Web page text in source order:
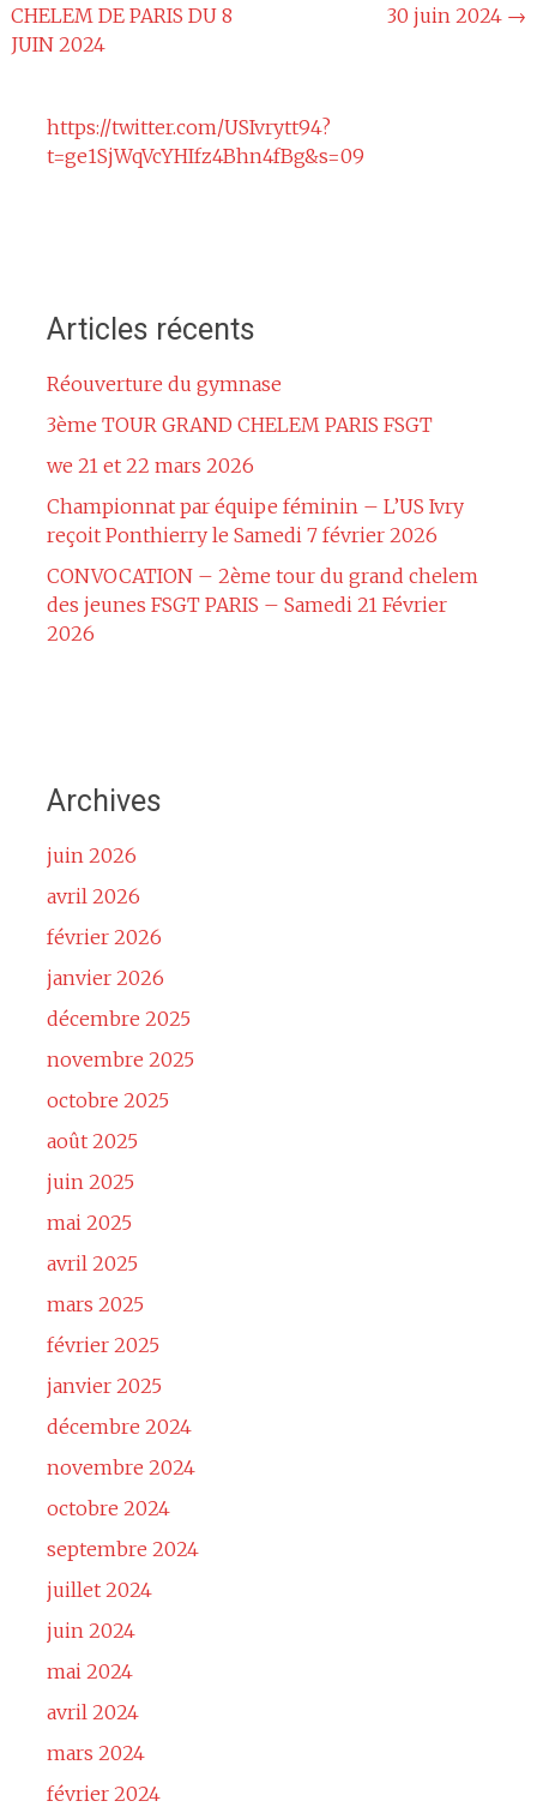
de
l'article
CHELEM DE PARIS DU 8
JUIN 2024
30 juin 2024 →
https://twitter.com/USIvrytt94?
t=ge1SjWqVcYHIfz4Bhn4fBg&s=09
Articles récents
Réouverture du gymnase
3ème TOUR GRAND CHELEM PARIS FSGT
we 21 et 22 mars 2026
Championnat par équipe féminin – L’US Ivry
reçoit Ponthierry le Samedi 7 février 2026
CONVOCATION – 2ème tour du grand chelem
des jeunes FSGT PARIS – Samedi 21 Février
2026
Archives
juin 2026
avril 2026
février 2026
janvier 2026
décembre 2025
novembre 2025
octobre 2025
août 2025
juin 2025
mai 2025
avril 2025
mars 2025
février 2025
janvier 2025
décembre 2024
novembre 2024
octobre 2024
septembre 2024
juillet 2024
juin 2024
mai 2024
avril 2024
mars 2024
février 2024